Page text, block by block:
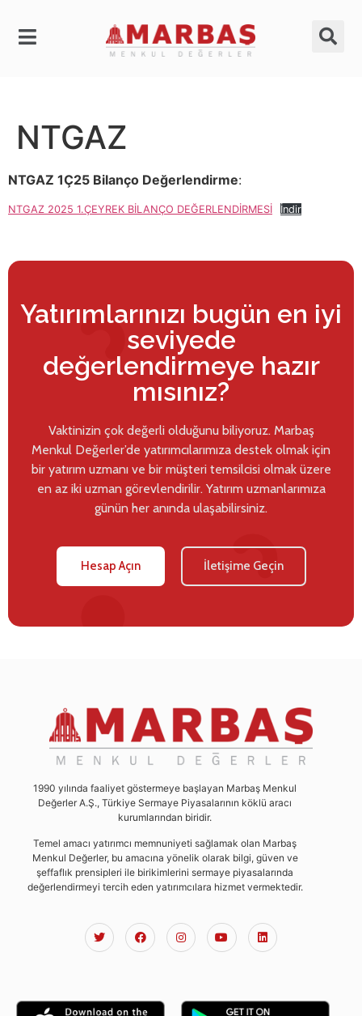
NTGAZ
NTGAZ 1Ç25 Bilanço Değerlendirme:
NTGAZ 2025 1.ÇEYREK BİLANÇO DEĞERLENDİRMESİ İndir
Yatırımlarınızı bugün en iyi
seviyede
değerlendirmeye hazır
mısınız?
Vaktinizin çok değerli olduğunu biliyoruz. Marbaş
Menkul Değerler’de yatırımcılarımıza destek olmak için
bir yatırım uzmanı ve bir müşteri temsilcisi olmak üzere
en az iki uzman görevlendirilir. Yatırım uzmanlarımıza
günün her anında ulaşabilirsiniz.
Hesap Açın İletişime Geçin
1990 yılında faaliyet göstermeye başlayan Marbaş Menkul
Değerler A.Ş., Türkiye Sermaye Piyasalarının köklü aracı
kurumlarından biridir.
Temel amacı yatırımcı memnuniyeti sağlamak olan Marbaş
Menkul Değerler, bu amacına yönelik olarak bilgi, güven ve
şeffaflık prensipleri ile birikimlerini sermaye piyasalarında
değerlendirmeyi tercih eden yatırımcılara hizmet vermektedir.